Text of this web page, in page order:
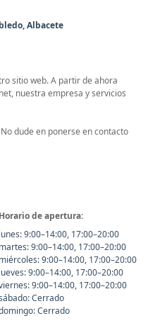
Albacete
sitio web. A partir de ahora
nuestra empresa y servicios
dude en ponerse en contacto
Horario de apertura:
lunes: 9:00–14:00, 17:00–20:00
martes: 9:00–14:00, 17:00–20:00
miércoles: 9:00–14:00, 17:00–20:00
jueves: 9:00–14:00, 17:00–20:00
9:00–14:00, 17:00–20:00
Cerrado
Cerrado